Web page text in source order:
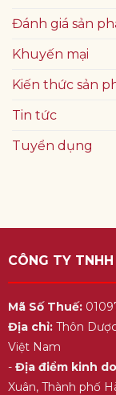
Đánh giá sản
Khuyến mại
Kiến thức sản
Tin tức
Tuyển dụng
CÔNG TY
Mã Số Thuế:
Địa chỉ:Thôn
Việt Nam
- Địa điểm kinh
Xuân, Thành phố